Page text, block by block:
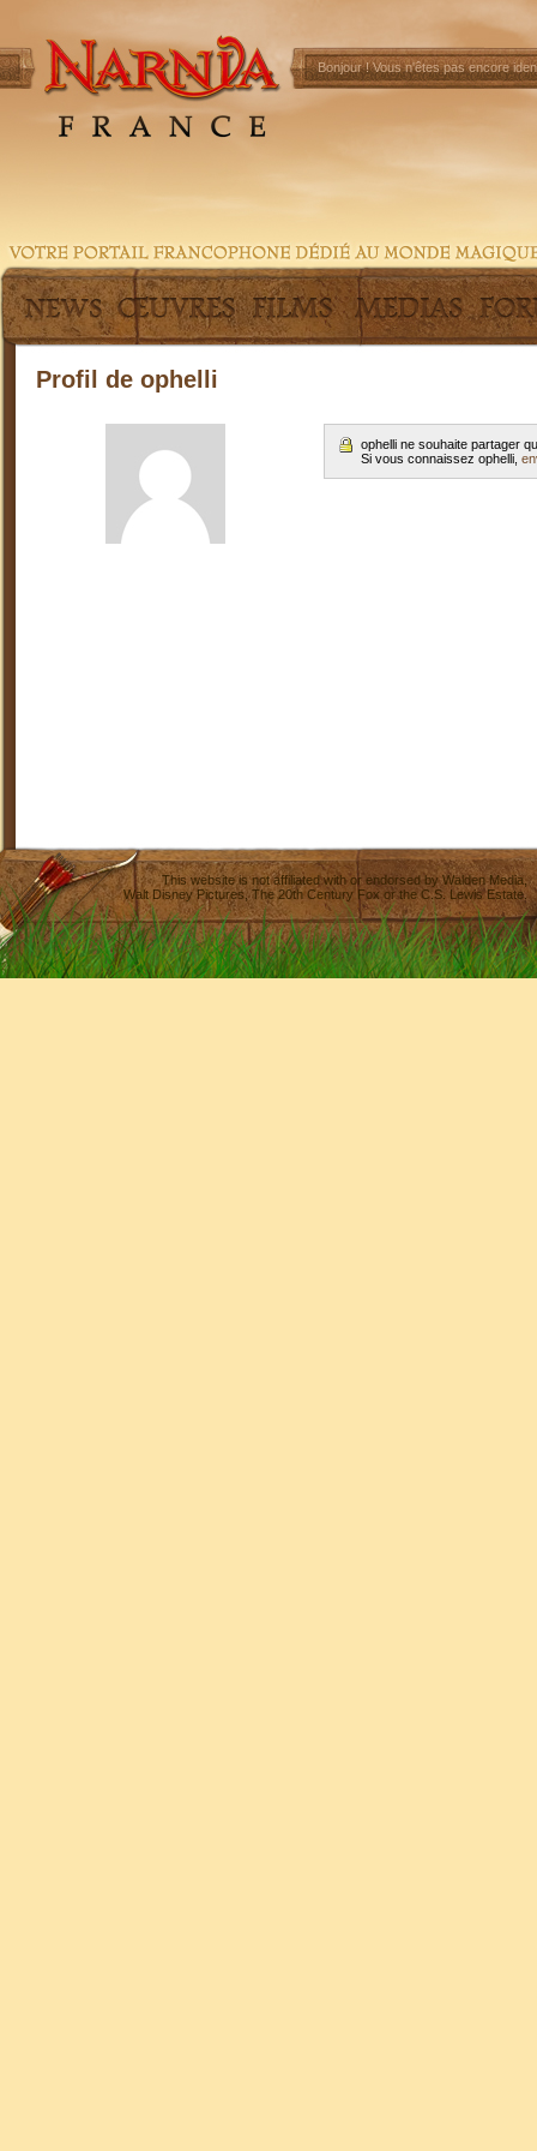
Bonjour !Vous n'êtes pas encore
Profil de ophelli
ophelli ne souhaite partager
Si vous connaissez ophelli,
This website is not affiliated with or endorsed byWalden Media
Walt Disney Pictures,The 20th Century Fox or the C.S. Lewis Estate.